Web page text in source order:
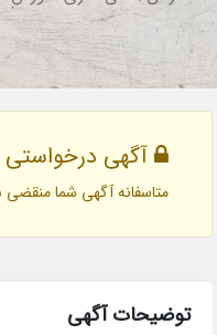
آگهی
متاسفانه آگهی شما
توضیحات آگهی